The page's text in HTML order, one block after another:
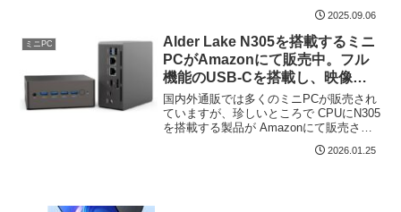
ル対象となっています。今回はこれらの
セール対象製品のうち、4製品をピック
ア...
2025.09.06
ミニPC
Alder Lake N305を搭載するミニ
PCがAmazonにて販売中。フル
機能のUSB-Cを搭載し、映像出
力は3系統
国内外通販では多くのミニPCが販売され
ていますが、珍しいところで CPUにN305
を搭載する製品が Amazonにて販売され
ていますので、スペックについて記載し
ます。通販サイトの製品概要では、一部
2026.01.25